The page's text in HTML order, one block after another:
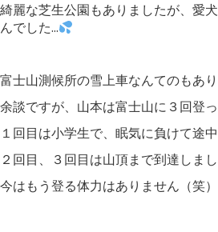
綺麗な芝生公園もありましたが、愛
んでした...
富士山測候所の雪上車なんてのもあり
余談ですが、山本は富士山に３回登っ
１回目は小学生で、眠気に負けて途中
２回目、３回目は山頂まで到達しまし
今はもう登る体力はありません（笑）